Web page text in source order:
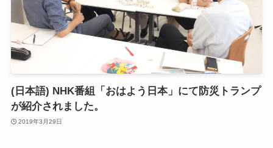
(日本語) NHK番組「おはよう日本」にて防災トランプ
が紹介されました。
2019年3月29日